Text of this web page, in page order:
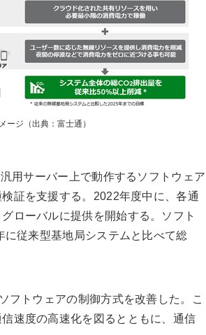
ージ（出典：富士通）
用サーバー上で動作するソフトウェア
証を支援する。2022年度中に、各通
ローバルに提供を開始する。ソフト
従来型基地局システムと比べて総
トウェアの制御方式を改善した。こ
速度の高速化を図るとともに、通信